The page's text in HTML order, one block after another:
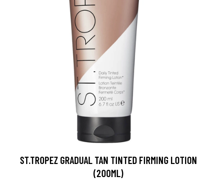
ST.TROPEZ GRADUAL TAN TINTED FIRMING LOTION
(200ML)